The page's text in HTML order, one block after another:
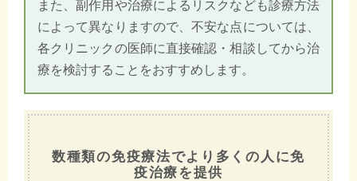
また、副作用や治療によるリスクなども診療方法
によって異なりますので、不安な点については、
各クリニックの医師に直接確認・相談してから治
療を検討することをおすすめします。
数種類の免疫療法でより多くの人に免
疫治療を提供